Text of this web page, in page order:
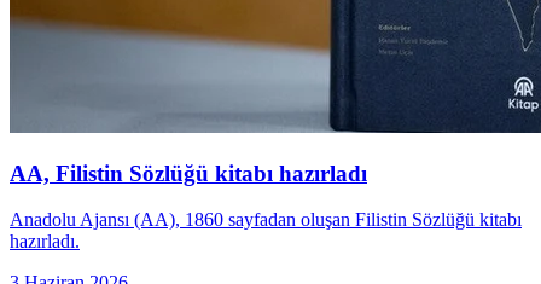
AA, Filistin Sözlüğü kitabı hazırladı
Anadolu Ajansı (AA), 1860 sayfadan oluşan Filistin Sözlüğü kitabı
hazırladı.